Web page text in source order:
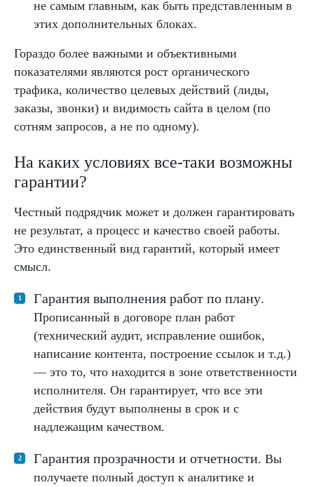
не самым главным, как быть представленным в
этих дополнительных блоках.
Гораздо более важными и объективными
показателями являются рост органического
трафика, количество целевых действий (лиды,
заказы, звонки) и видимость сайта в целом (по
сотням запросов, а не по одному).
На каких условиях все-таки возможны
гарантии?
Честный подрядчик может и должен гарантировать
не результат, а процесс и качество своей работы.
Это единственный вид гарантий, который имеет
смысл.
Гарантия выполнения работ по плану.
Прописанный в договоре план работ
(технический аудит, исправление ошибок,
написание контента, построение ссылок и т.д.)
— это то, что находится в зоне ответственности
исполнителя. Он гарантирует, что все эти
действия будут выполнены в срок и с
надлежащим качеством.
Гарантия прозрачности и отчетности. Вы
получаете полный доступ к аналитике и